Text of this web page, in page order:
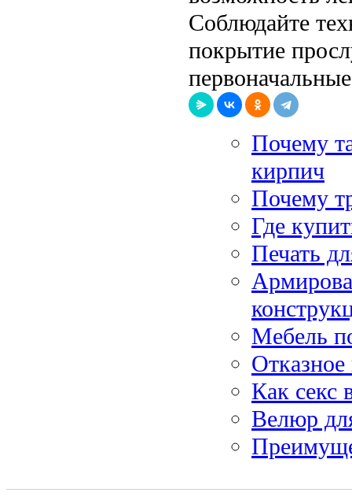
Соблюдайте
покрытие
Почему
кирпич
Почему
Где
Печать
Мебель
Как секс
Велюр